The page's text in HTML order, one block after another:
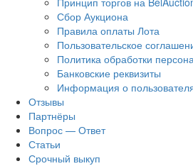
Сбор Аукциона
Правила оплаты Лота
Пользовательское
Политика обработки
Банковские реквизиты
Информация о
Отзывы
Партнёры
Вопрос — Ответ
Статьи
Срочный выкуп